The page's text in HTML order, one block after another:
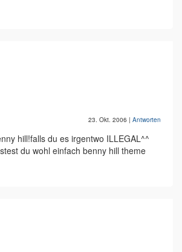
23. Okt. 2006 | Antworten
hill!falls du es irgentwo ILLEGAL^^
du wohl einfach benny hill theme